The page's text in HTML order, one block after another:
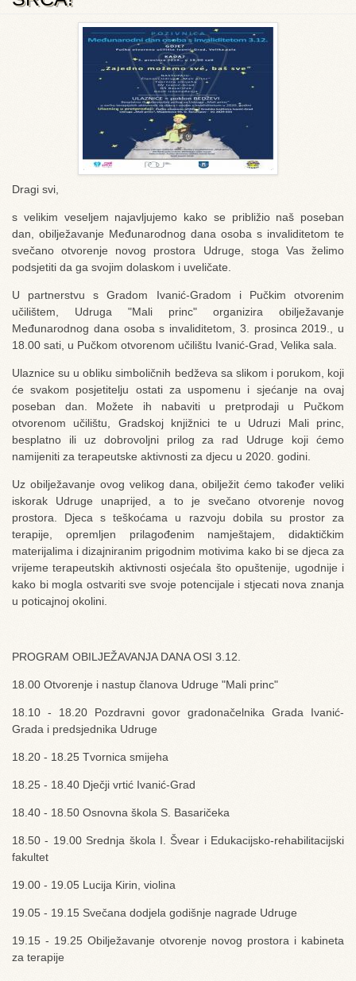
Dragi svi,
s velikim veseljem najavljujemo kako se približio naš poseban
dan, obilježavanje Međunarodnog dana osoba s invaliditetom te
svečano otvorenje novog prostora Udruge, stoga Vas želimo
podsjetiti da ga svojim dolaskom i uveličate.
U partnerstvu s Gradom Ivanić-Gradom i Pučkim otvorenim
učilištem, Udruga "Mali princ" organizira obilježavanje
Međunarodnog dana osoba s invaliditetom, 3. prosinca 2019., u
18.00 sati, u Pučkom otvorenom učilištu Ivanić-Grad, Velika sala.
Ulaznice su u obliku simboličnih bedževa sa slikom i porukom, koji
će svakom posjetitelju ostati za uspomenu i sjećanje na ovaj
poseban dan. Možete ih nabaviti u pretprodaji u Pučkom
otvorenom učilištu, Gradskoj knjižnici te u Udruzi Mali princ,
besplatno ili uz dobrovoljni prilog za rad Udruge koji ćemo
namijeniti za terapeutske aktivnosti za djecu u 2020. godini.
Uz obilježavanje ovog velikog dana, obilježit ćemo također veliki
iskorak Udruge unaprijed, a to je svečano otvorenje novog
prostora. Djeca s teškoćama u razvoju dobila su prostor za
terapije, opremljen prilagođenim namještajem, didaktičkim
materijalima i dizajniranim prigodnim motivima kako bi se djeca za
vrijeme terapeutskih aktivnosti osjećala što opuštenije, ugodnije i
kako bi mogla ostvariti sve svoje potencijale i stjecati nova znanja
u poticajnoj okolini.
PROGRAM OBILJEŽAVANJA DANA OSI 3.12.
18.00 Otvorenje i nastup članova Udruge "Mali princ"
18.10 - 18.20 Pozdravni govor gradonačelnika Grada Ivanić-
Grada i predsjednika Udruge
18.20 - 18.25 Tvornica smijeha
18.25 - 18.40 Dječji vrtić Ivanić-Grad
18.40 - 18.50 Osnovna škola S. Basaričeka
18.50 - 19.00 Srednja škola I. Švear i Edukacijsko-rehabilitacijski
fakultet
19.00 - 19.05 Lucija Kirin, violina
19.05 - 19.15 Svečana dodjela godišnje nagrade Udruge
19.15 - 19.25 Obilježavanje otvorenje novog prostora i kabineta
za terapije